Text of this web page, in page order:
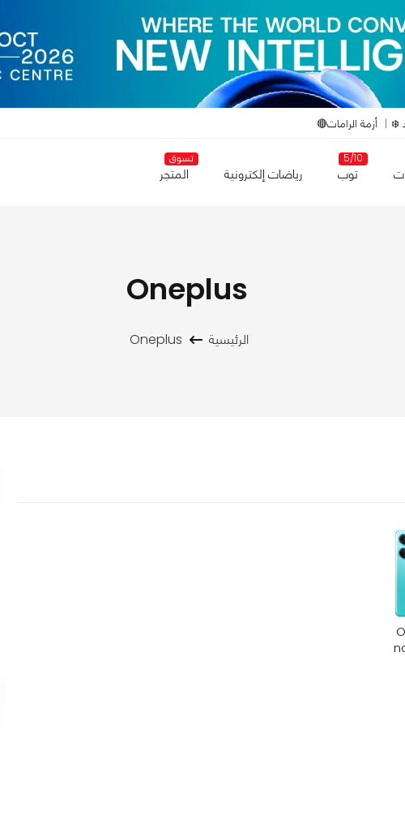
❄️ أزمة الرامات🔴
5/10
توب رياضات إلكترونية
تسوق
المتجر
Oneplus
الرئيسية Oneplus